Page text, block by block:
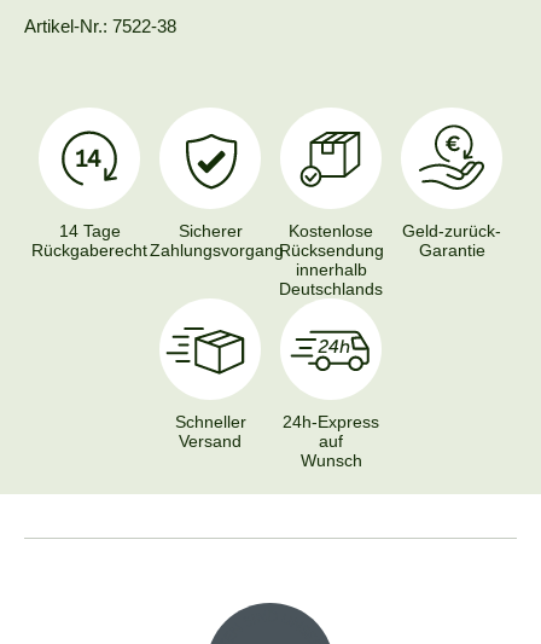
Artikel-Nr.: 7522-38
14 Tage
Rückgaberecht
Sicherer
Zahlungsvorgang
Kostenlose
Rücksendung
innerhalb
Deutschlands
Geld-zurück-
Garantie
Schneller
Versand
24h-Express
auf
Wunsch